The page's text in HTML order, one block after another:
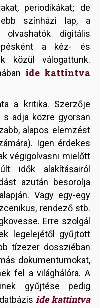
periodikákat; de
színházi lap, a
digitális
a kéz- és
közül válogattunk.
ide kattintva
a kritika. Szerzője
adja közre gyorsan
alapos elemzést
Igen érdekes
végigolvasni mielőtt
idők alakításairól
azután besorolja
Vagy egy-egy
rendező stb.
Erre szolgál
legelejétől gyűjtött
tízezer dossziéban
dokumentumokat,
fel a világhálóra. A
gyűjtése pedig
ide kattintva